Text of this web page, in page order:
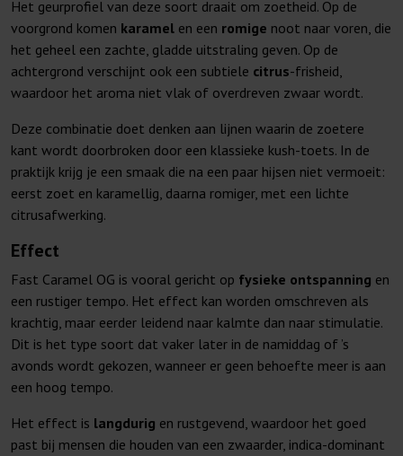
Het geurprofiel van deze soort draait om zoetheid. Op de
voorgrond komen karamel en een romige noot naar voren, die
het geheel een zachte, gladde uitstraling geven. Op de
achtergrond verschijnt ook een subtiele citrus-frisheid,
waardoor het aroma niet vlak of overdreven zwaar wordt.
Deze combinatie doet denken aan lijnen waarin de zoetere
kant wordt doorbroken door een klassieke kush-toets. In de
praktijk krijg je een smaak die na een paar hijsen niet vermoeit:
eerst zoet en karamellig, daarna romiger, met een lichte
citrusafwerking.
Effect
Fast Caramel OG is vooral gericht op fysieke ontspanning en
een rustiger tempo. Het effect kan worden omschreven als
krachtig, maar eerder leidend naar kalmte dan naar stimulatie.
Dit is het type soort dat vaker later in de namiddag of ’s
avonds wordt gekozen, wanneer er geen behoefte meer is aan
een hoog tempo.
Het effect is langdurig en rustgevend, waardoor het goed
past bij mensen die houden van een zwaarder, indica-dominant